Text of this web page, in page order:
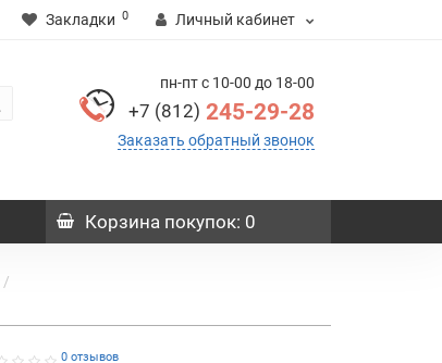
Закладки 0 Личный кабинет
пн-пт с 10-00 до 18-00
+7 (812) 245-29-28
Заказать обратный звонок
Корзина покупок: 0
0 отзывов